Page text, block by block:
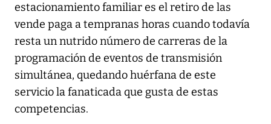
estacionamiento familiar es el retiro de las
vende paga a tempranas horas cuando todavía
resta un nutrido número de carreras de la
programación de eventos de transmisión
simultánea, quedando huérfana de este
servicio la fanaticada que gusta de estas
competencias.